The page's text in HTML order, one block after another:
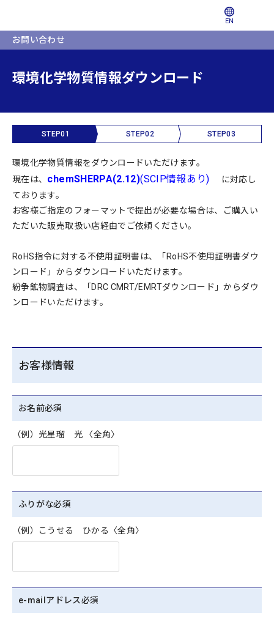
EN
お問い合わせ
環境化学物質情報ダウンロード
STEP01 STEP02 STEP03
環境化学物質情報をダウンロードいただけます。
現在は、 chemSHERPA(2.12)(SCIP情報あり)
に対応し
ております。
お客様ご指定のフォーマットで提出が必要な場合は、ご購入い
ただいた販売取扱い店経由でご依頼ください。
RoHS指令に対する不使用証明書は、「RoHS不使用証明書ダウ
ンロード」からダウンロードいただけます。
紛争鉱物調査は、「DRC CMRT/EMRTダウンロード」からダウ
ンロードいただけます。
お客様情報
お名前必須
（例）光星瑠 光 〈全角〉
ふりがな必須
（例）こうせる ひかる〈全角〉
e-mailアドレス必須